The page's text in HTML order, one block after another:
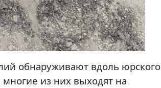
обнаруживают вдоль юрского
из них выходят на